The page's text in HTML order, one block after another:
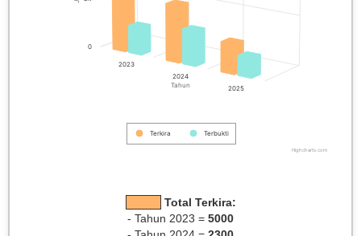
Tahun
Terkira Terbukti
2023
2024
2025
0
Highcharts.com
Total Terkira:
- Tahun 2023 = 5000